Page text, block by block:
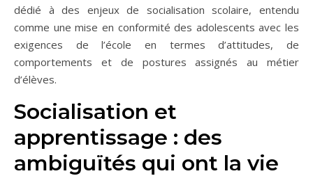
dédié à des enjeux de socialisation scolaire, entendu
comme une mise en conformité des adolescents avec les
exigences de l’école en termes d’attitudes, de
comportements et de postures assignés au métier
d’élèves.
Socialisation et
apprentissage : des
ambiguïtés qui ont la vie